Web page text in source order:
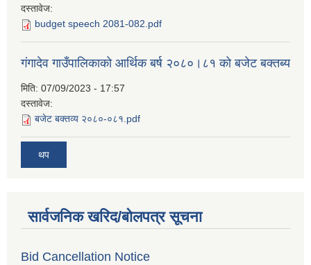
दस्तावेज:
budget speech 2081-082.pdf
गंगादेव गाउँपालिकाको आर्थिक बर्ष २०८०।८१ को बजेट बक्तब्य
मिति: 07/09/2023 - 17:57
दस्तावेज:
बजेट बक्तव्य २०८०-०८१.pdf
थप
सार्वजनिक खरिद/बोलपत्र सूचना
Bid Cancellation Notice